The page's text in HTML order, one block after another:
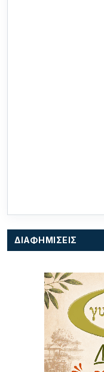
ΔΙΑΦΗΜΙΣΕΙΣ